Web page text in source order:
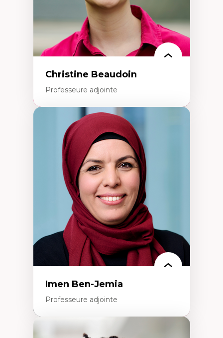
Christine Beaudoin
Professeure adjointe
Expertises
Méthodes de recherche
Acteurs plus qu'humains
Approches socio-écologiques
Conservation de la biodiversité
Collaboration et méthodes participatives
Études des sciences
Relations humain-environnement
Transdisciplinarité
Imen Ben-Jemia
Professeure adjointe
Expertises